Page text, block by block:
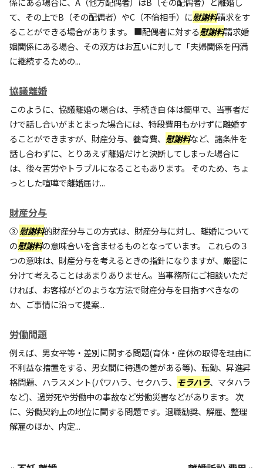
て、その上でB（その配偶者）やC（不倫相手）に慰謝料請求をす
ることができる場合があります。 ■配偶者に対する慰謝料請求婚
姻関係にある場合、その双方はお互いに対して「夫婦関係を円満
に継続するための...
協議離婚
このように、協議離婚の場合は、手続き自 体は簡単で、当事者だ
けで話し合いがまとまった場合には、特段費用もかけずに離婚す
ることができますが、財産分与、養育費、 慰謝料など、諸条件を
話し合わずに、とりあえず離婚だけと決断してしまった場合に
は、後々苦労やトラブルになることもあります。 そのため、ちょ
っとした喧嘩で離婚届け...
財産分与
③慰謝料的財産分与この方式は、財産分与に対し、離婚について
の慰謝料の意味合いを含ませるものとなっています。 これらの３
つの意味は、財産分与を考えるときの指針になりますが、厳密に
分けて考えることはあまりありません。当事務所にご相談いただ
ければ、お客様がどのような方法で財産分与を目指すべきなの
か、ご事情に沿って提案...
労働問題
例えば、男女平等・差別に関する問題(育休・産休の取得を理由に
不利益な措置をする、男女間に待遇の差がある等)、転勤、昇進昇
格問題、ハラスメント(パワハラ、セクハラ、 モラハラ、マタハラ
など)、過労死や労働中の事故など労働災害などがあります。 次
に、労働契約上の地位に関する問題です。退職勧奨、解雇、整理
解雇のほか、内定...